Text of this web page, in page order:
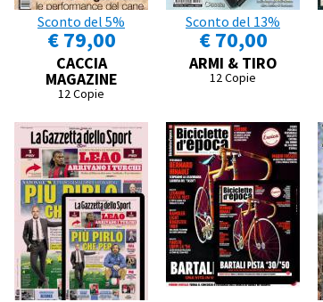
Sconto del 5%
€ 79,00
CACCIA
MAGAZINE
12 Copie
Sconto del 13%
€ 70,00
ARMI & TIRO
12 Copie